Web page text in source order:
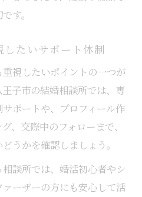
も含めて総合比較
談所選びのポイント
指す結婚相談所選びの極
ート内容を比較検討
相談所の見分け方
おすすめの活用術
のパートナーを見つける
す。
たいサポート体制
視したいポイントの一つが
子市の結婚相談所では、専
ポートや、プロフィール作
、交際中のフォローまで、
うかを確認しましょう。
談所では、婚活初心者やシ
ーザーの方にも安心して活